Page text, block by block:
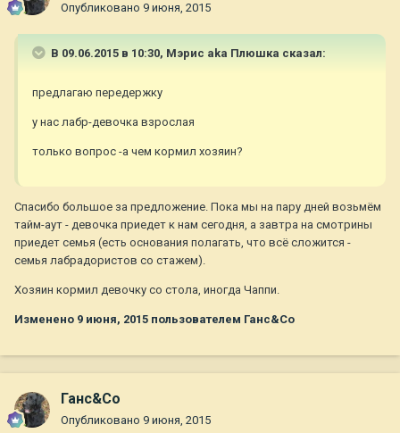
Опубликовано 9 июня, 2015
В 09.06.2015 в 10:30, Мэрис aka Плюшка сказал:
предлагаю передержку
у нас лабр-девочка взрослая
только вопрос -а чем кормил хозяин?
Спасибо большое за предложение. Пока мы на пару дней возьмём
тайм-аут - девочка приедет к нам сегодня, а завтра на смотрины
приедет семья (есть основания полагать, что всё сложится -
семья лабрадористов со стажем).
Хозяин кормил девочку со стола, иногда Чаппи.
Изменено 9 июня, 2015 пользователем Ганс&Co
Ганс&Co
Опубликовано 9 июня, 2015